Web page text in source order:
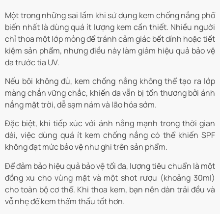
Một trong những sai lầm khi sử dụng kem chống nắng phổ
biến nhất là dùng quá ít lượng kem cần thiết. Nhiều người
chỉ thoa một lớp mỏng để tránh cảm giác bết dính hoặc tiết
kiệm sản phẩm, nhưng điều này làm giảm hiệu quả bảo vệ
da trước tia UV.
Nếu bôi không đủ, kem chống nắng không thể tạo ra lớp
màng chắn vững chắc, khiến da vẫn bị tổn thương bởi ánh
nắng mặt trời, dễ sạm nám và lão hóa sớm.
Đặc biệt, khi tiếp xúc với ánh nắng mạnh trong thời gian
dài, việc dùng quá ít kem chống nắng có thể khiến SPF
không đạt mức bảo vệ như ghi trên sản phẩm.
Để đảm bảo hiệu quả bảo vệ tối đa, lượng tiêu chuẩn là một
đồng xu cho vùng mặt và một shot rượu (khoảng 30ml)
cho toàn bộ cơ thể. Khi thoa kem, bạn nên dàn trải đều và
vỗ nhẹ để kem thẩm thấu tốt hơn.